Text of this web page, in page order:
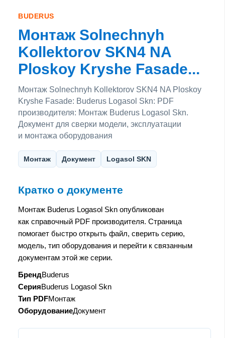
BUDERUS
Монтаж Solnechnyh
Kollektorov SKN4 NA
Ploskoy Kryshe Fasade...
Монтаж Solnechnyh Kollektorov SKN4 NA Ploskoy
Kryshe Fasade: Buderus Logasol Skn: PDF
производителя: Монтаж Buderus Logasol Skn.
Документ для сверки модели, эксплуатации
и монтажа оборудования
Монтаж Документ Logasol SKN
Кратко о документе
Монтаж Buderus Logasol Skn опубликован
как справочный PDF производителя. Страница
помогает быстро открыть файл, сверить серию,
модель, тип оборудования и перейти к связанным
документам этой же серии.
БрендBuderus
СерияBuderus Logasol Skn
Тип PDFМонтаж
ОборудованиеДокумент